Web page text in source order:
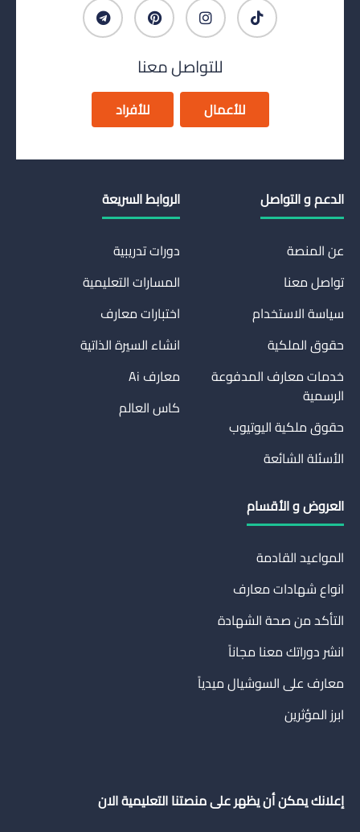
للتواصل معنا
للأعمال للأفراد
الدعم و التواصل
عن المنصة
تواصل معنا
سياسة الاستخدام
حقوق الملكية
خدمات معارف المدفوعة
الرسمية
حقوق ملكية اليوتيوب
الأسئلة الشائعة
الروابط السريعة
دورات تدريبية
المسارات التعليمية
اختبارات معارف
انشاء السيرة الذاتية
معارف Ai
كاس العالم
العروض و الأقسام
المواعيد القادمة
انواع شهادات معارف
التأكد من صحة الشهادة
انشر دوراتك معنا مجاناً
معارف على السوشيال ميدياً
ابرز المؤثرين
إعلانك يمكن أن يظهر على منصتنا التعليمية الان